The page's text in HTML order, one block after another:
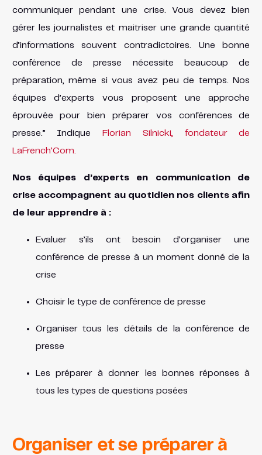
communiquer pendant une crise. Vous devez bien
gérer les journalistes et maitriser une grande quantité
d’informations souvent contradictoires. Une bonne
conférence de presse nécessite beaucoup de
préparation, même si vous avez peu de temps. Nos
équipes d’experts vous proposent une approche
éprouvée pour bien préparer vos conférences de
presse.” Indique
Florian Silnicki, fondateur de
LaFrench’Com.
Nos équipes d’experts en communication de
crise accompagnent au quotidien nos clients afin
de leur apprendre à :
Evaluer s’ils ont besoin d’organiser une
conférence de presse à un moment donné de la
crise
Choisir le type de conférence de presse
Organiser tous les détails de la conférence de
presse
Les préparer à donner les bonnes réponses à
tous les types de questions posées
Organiser et se préparer à